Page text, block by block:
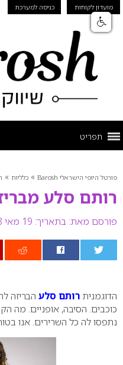
מועדון לקוחות כניסה למערכת
תפריט
פורטל היופי הישראלי Barosh » כלליות »
רותם סלע
פורסם מאת: בתאריך: 19 מאי 2008
הדוגמנית רותם סלע
כוכבים. הסיבה, אופניים. מה
נתפסו לה כל השרירים. אנו